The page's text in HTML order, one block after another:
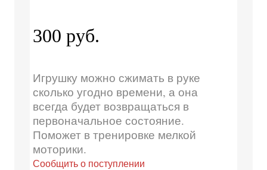
300 руб.
Игрушку можно сжимать в руке
сколько угодно времени, а она
всегда будет возвращаться в
первоначальное состояние.
Поможет в тренировке мелкой
моторики.
Сообщить о поступлении